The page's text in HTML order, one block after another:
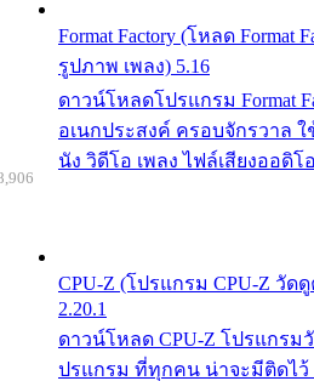
Format Factory (โหลด Format
รูปภาพ เพลง) 5.16
ดาวน์โหลดโปรแกรม Format
อเนกประสงค์ ครอบจักรวาล
นัง วิดีโอ เพลง ไฟล์เสียงออดิโ
CPU-Z (โปรแกรม CPU-Z วัด
2.20.1
ดาวน์โหลด CPU-Z โปรแกรม
ปรแกรม ที่ทุกคน น่าจะมีติดไว้